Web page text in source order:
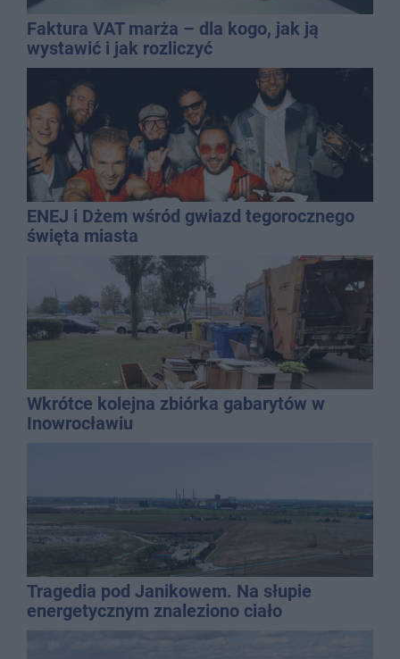
Faktura VAT marża – dla kogo, jak ją
wystawić i jak rozliczyć
ENEJ i Dżem wśród gwiazd tegorocznego
święta miasta
Wkrótce kolejna zbiórka gabarytów w
Inowrocławiu
Tragedia pod Janikowem. Na słupie
energetycznym znaleziono ciało
mężczyzny